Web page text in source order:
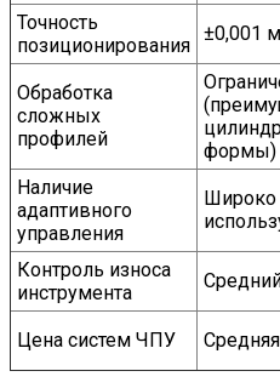
Точность
позиционирования
±0,001
Обработка
сложных
профилей
формы)
Наличие
адаптивного
управления
Широко
Контроль износа
инструмента
Цена систем ЧПУ Средняя